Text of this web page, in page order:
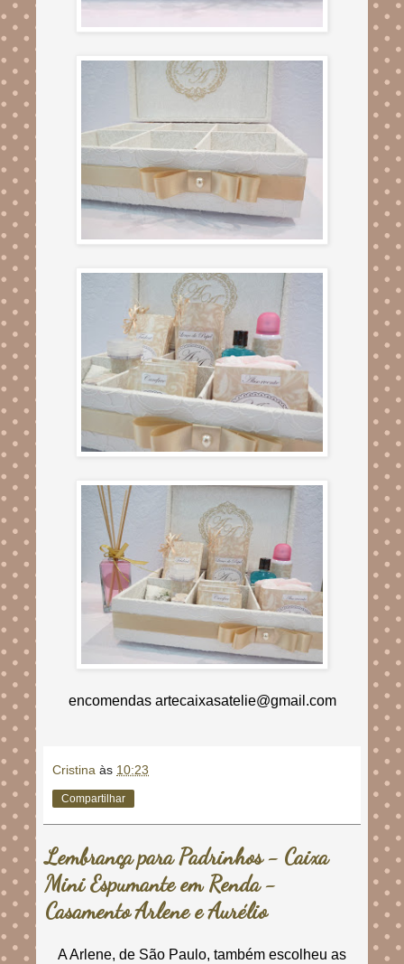
encomendas artecaixasatelie@gmail.com
Cristina às 10:23
Compartilhar
Lembrança para Padrinhos - Caixa
Mini Espumante em Renda -
Casamento Arlene e Aurélio
A Arlene, de São Paulo, também escolheu as